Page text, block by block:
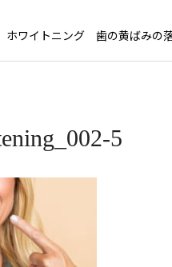
ホワイトニング 歯の黄ばみの
5